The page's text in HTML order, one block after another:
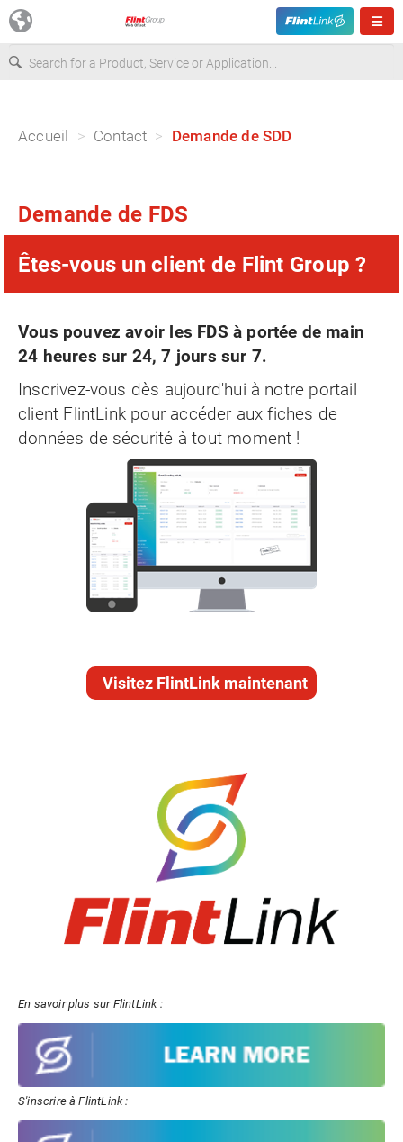
Asia & Pacific
Latin America
Canada
Accueil Contact Demande de SDD
Demande de FDS
Êtes-vous un client de Flint Group ?
Vous pouvez avoir les FDS à portée de main
24 heures sur 24, 7 jours sur 7.
Inscrivez-vous dès aujourd'hui à notre portail
client FlintLink pour accéder aux fiches de
données de sécurité à tout moment !
Visitez FlintLink maintenant
En savoir plus sur FlintLink :
S'inscrire à FlintLink :